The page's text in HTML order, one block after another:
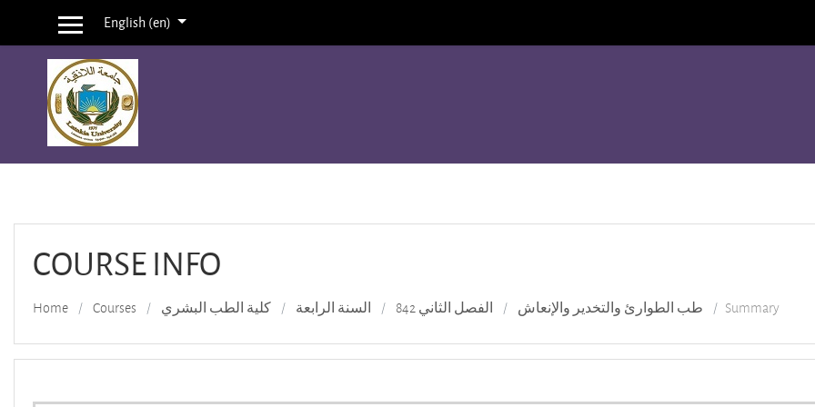
Skip to main content
Side panelEnglish ‎(en)‎
COURSE INFO
Home Courses كلية الطب البشري السنة الرابعة الفصل الثاني 842 طب الطوارئ والتخدير والإنعاش Summary